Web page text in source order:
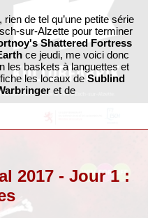
de tel qu’une petite série
sur-Alzette pour terminer
Shattered Fortress
ce jeudi, me voici donc
les baskets à languettes et
les locaux de Sublind
et de
2017 - Jour 1 :